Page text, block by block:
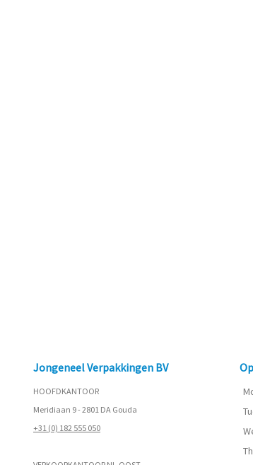
Jongeneel Verpakkingen BV
HOOFDKANTOOR
Meridiaan 9 - 2801 DA Gouda
+31 (0) 182 555 050